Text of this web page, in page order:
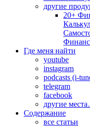
другие
20+
Где меня найти
youtube
instagram
podcasts (i-
telegram
facebook
другие
Содержание
все статьи